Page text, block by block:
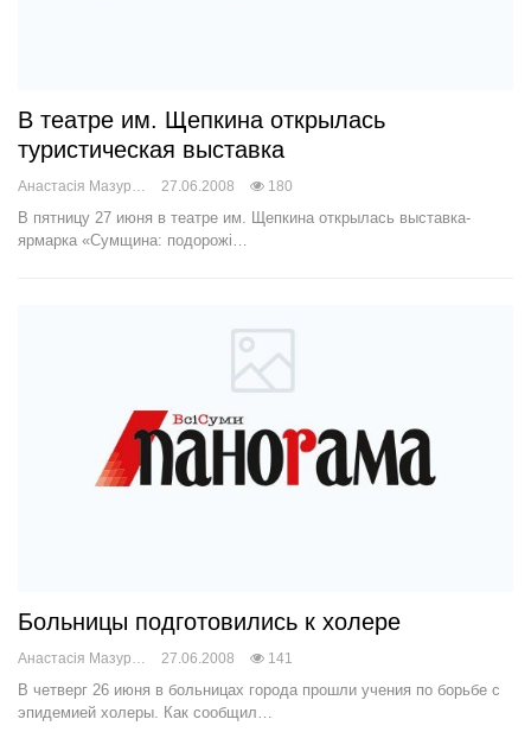
В театре им. Щепкина открылась
туристическая выставка
Анастасія Мазур 27.06.2008 180
В пятницу 27 июня в театре им. Щепкина открылась выставка-
ярмарка «Сумщина: подорожі…
Больницы подготовились к холере
Анастасія Мазур 27.06.2008 141
В четверг 26 июня в больницах города прошли учения по борьбе с
эпидемией холеры. Как сообщил…